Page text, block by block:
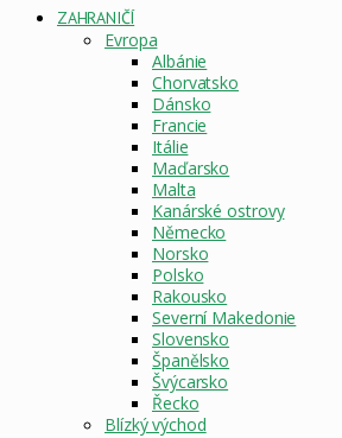
STRÁNKA
ZAHRANIČÍ
Evropa
Albánie
Chorvatsko
Dánsko
Francie
Itálie
Maďarsko
Malta
Kanárské ostrovy
Německo
Norsko
Polsko
Rakousko
Severní Makedonie
Slovensko
Španělsko
Švýcarsko
Řecko
Blízký východ